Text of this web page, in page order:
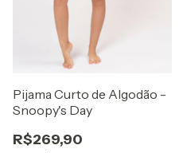
Pijama Curto de Algodão -
Snoopy's Day
R$269,90